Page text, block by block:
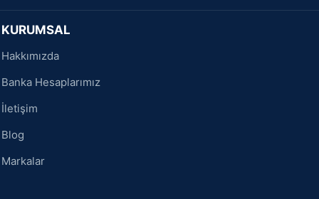
KURUMSAL
Hakkımızda
Banka Hesaplarımız
İletişim
Blog
Markalar